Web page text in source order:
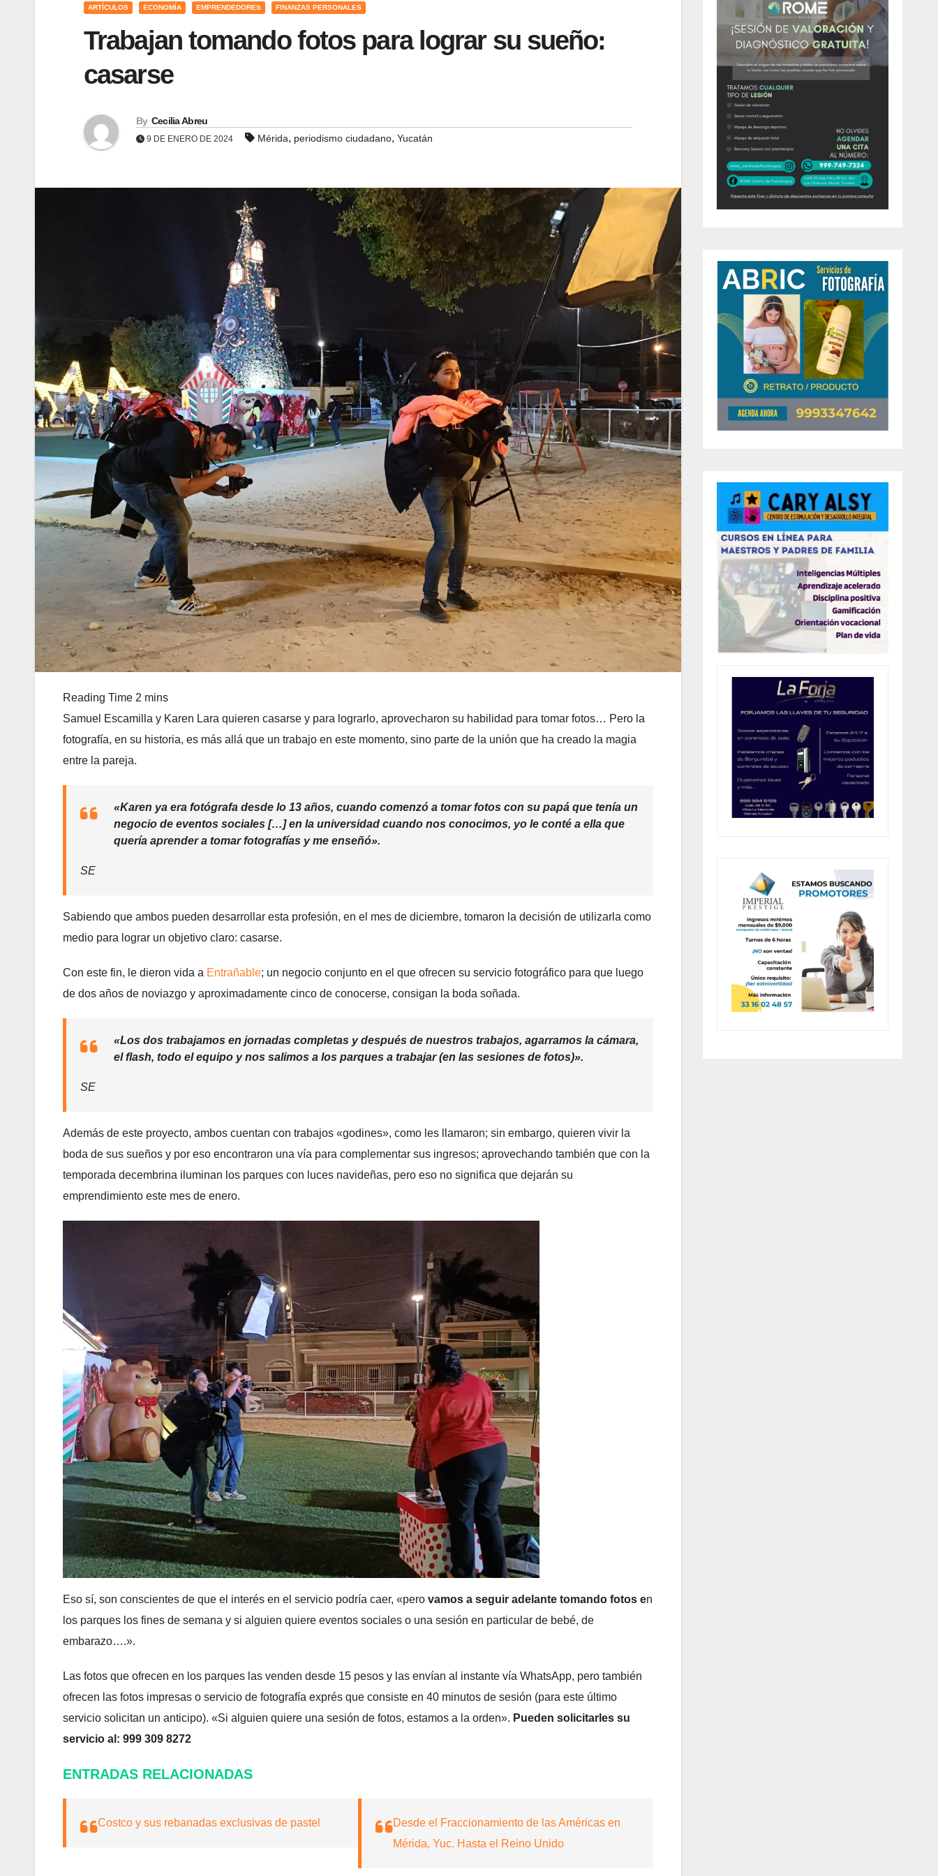
ARTÍCULOS ECONOMÍA EMPRENDEDORES FINANZAS PERSONALES
Trabajan tomando fotos para lograr su sueño:
casarse
By Cecilia Abreu
9 DE ENERO DE 2024 Mérida, periodismo ciudadano, Yucatán
Samuel Escamilla y Karen Lara quieren casarse y para lograrlo, aprovecharon su habilidad para tomar fotos… Pero la
fotografía, en su historia, es más allá que un trabajo en este momento, sino parte de la unión que ha creado la magia
entre la pareja.
«Karen ya era fotógrafa desde lo 13 años, cuando comenzó a tomar fotos con su papá que tenía un
negocio de eventos sociales […] en la universidad cuando nos conocimos, yo le conté a ella que
quería aprender a tomar fotografías y me enseñó».
SE
Sabiendo que ambos pueden desarrollar esta profesión, en el mes de diciembre, tomaron la decisión de utilizarla como
medio para lograr un objetivo claro: casarse.
Con este fin, le dieron vida a Entrañable; un negocio conjunto en el que ofrecen su servicio fotográfico para que luego
de dos años de noviazgo y aproximadamente cinco de conocerse, consigan la boda soñada.
«Los dos trabajamos en jornadas completas y después de nuestros trabajos, agarramos la cámara,
el flash, todo el equipo y nos salimos a los parques a trabajar (en las sesiones de fotos)».
SE
Además de este proyecto, ambos cuentan con trabajos «godines», como les llamaron; sin embargo, quieren vivir la
boda de sus sueños y por eso encontraron una vía para complementar sus ingresos; aprovechando también que con la
temporada decembrina iluminan los parques con luces navideñas, pero eso no significa que dejarán su
emprendimiento este mes de enero.
Eso sí, son conscientes de que el interés en el servicio podría caer, «pero vamos a seguir adelante tomando fotos en
los parques los fines de semana y si alguien quiere eventos sociales o una sesión en particular de bebé, de
embarazo….».
Las fotos que ofrecen en los parques las venden desde 15 pesos y las envían al instante vía WhatsApp, pero también
ofrecen las fotos impresas o servicio de fotografía exprés que consiste en 40 minutos de sesión (para este último
servicio solicitan un anticipo). «Si alguien quiere una sesión de fotos, estamos a la orden». Pueden solicitarles su
servicio al: 999 309 8272
ENTRADAS RELACIONADAS
Costco y sus rebanadas exclusivas de pastel
Desde el Fraccionamiento de las Américas en
Mérida, Yuc. Hasta el Reino Unido